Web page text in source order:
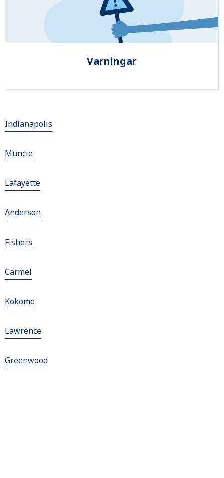
Varningar
Indianapolis
Muncie
Lafayette
Anderson
Fishers
Carmel
Kokomo
Lawrence
Greenwood